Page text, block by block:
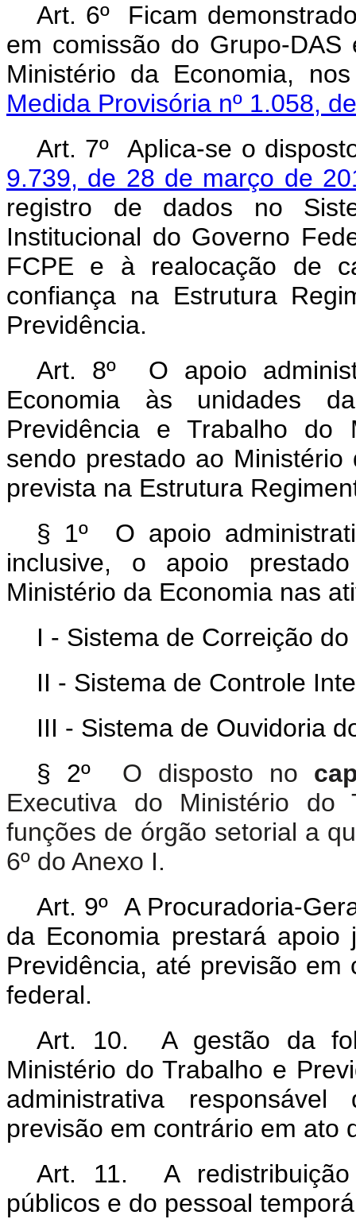
Art. 6º Ficam
em comissão do Grupo-
Ministério da Economia,
Medida Provisória nº 1.058,
Art. 7º Aplica-se o
9.739, de 28 de março de
registro de dados no
Institucional do Governo
FCPE e à realocação de
confiança na Estrutura
Previdência.
Art. 8º O apoio
Economia às unidades
Previdência e Trabalho do
sendo prestado ao
prevista na Estrutura
§ 1º O apoio
inclusive, o apoio
Ministério da Economia nas
I - Sistema de Correição
II - Sistema de Controle
III - Sistema de Ouvidoria
§ 2º O disposto no
Executiva do Ministério do
funções de órgão setorial a
6º do Anexo I.
Art. 9º A Procuradoria-
da Economia prestará
Previdência, até previsão
federal.
Art. 10. A gestão da
Ministério do Trabalho e
administrativa
previsão em contrário em ato
Art. 11. A redistribuição
públicos e do pessoal